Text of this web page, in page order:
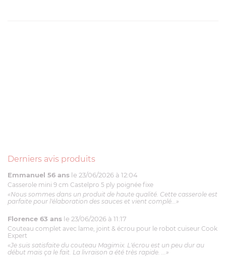
Derniers avis produits
Emmanuel 56 ans le 23/06/2026 à 12:04
Casserole mini 9 cm Castelpro 5 ply poignée fixe
«Nous sommes dans un produit de haute qualité. Cette casserole est
parfaite pour l'élaboration des sauces et vient complé...»
Florence 63 ans le 23/06/2026 à 11:17
Couteau complet avec lame, joint & écrou pour le robot cuiseur Cook
Expert
«Je suis satisfaite du couteau Magimix. L'écrou est un peu dur au
début mais ça le fait. La livraison a été très rapide. ...»